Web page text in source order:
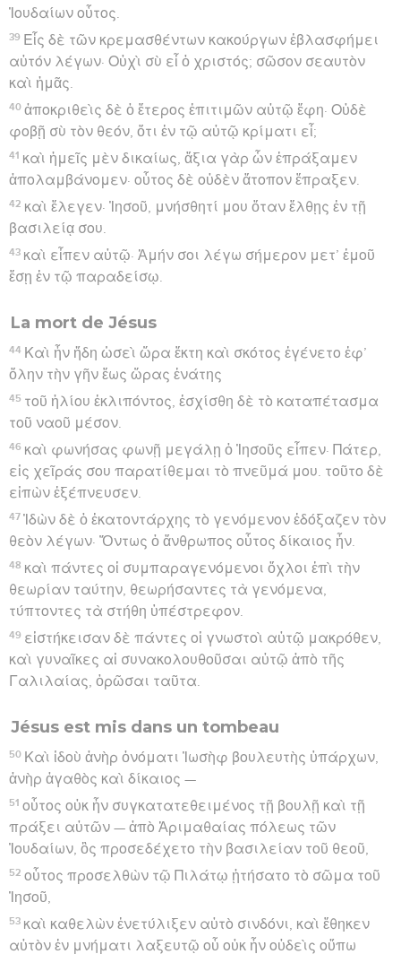
Ἰουδαίων οὗτος.
39 Εἷς δὲ τῶν κρεμασθέντων κακούργων ἐβλασφήμει
αὐτόν λέγων· Οὐχὶ σὺ εἶ ὁ χριστός; σῶσον σεαυτὸν
καὶ ἡμᾶς.
40 ἀποκριθεὶς δὲ ὁ ἕτερος ἐπιτιμῶν αὐτῷ ἔφη· Οὐδὲ
φοβῇ σὺ τὸν θεόν, ὅτι ἐν τῷ αὐτῷ κρίματι εἶ;
41 καὶ ἡμεῖς μὲν δικαίως, ἄξια γὰρ ὧν ἐπράξαμεν
ἀπολαμβάνομεν· οὗτος δὲ οὐδὲν ἄτοπον ἔπραξεν.
42 καὶ ἔλεγεν· Ἰησοῦ, μνήσθητί μου ὅταν ἔλθῃς ἐν τῇ
βασιλείᾳ σου.
43 καὶ εἶπεν αὐτῷ· Ἀμήν σοι λέγω σήμερον μετ’ ἐμοῦ
ἔσῃ ἐν τῷ παραδείσῳ.
La mort de Jésus
44 Καὶ ἦν ἤδη ὡσεὶ ὥρα ἕκτη καὶ σκότος ἐγένετο ἐφ’
ὅλην τὴν γῆν ἕως ὥρας ἐνάτης
45 τοῦ ἡλίου ἐκλιπόντος, ἐσχίσθη δὲ τὸ καταπέτασμα
τοῦ ναοῦ μέσον.
46 καὶ φωνήσας φωνῇ μεγάλῃ ὁ Ἰησοῦς εἶπεν· Πάτερ,
εἰς χεῖράς σου παρατίθεμαι τὸ πνεῦμά μου. τοῦτο δὲ
εἰπὼν ἐξέπνευσεν.
47 Ἰδὼν δὲ ὁ ἑκατοντάρχης τὸ γενόμενον ἐδόξαζεν τὸν
θεὸν λέγων· Ὄντως ὁ ἄνθρωπος οὗτος δίκαιος ἦν.
48 καὶ πάντες οἱ συμπαραγενόμενοι ὄχλοι ἐπὶ τὴν
θεωρίαν ταύτην, θεωρήσαντες τὰ γενόμενα,
τύπτοντες τὰ στήθη ὑπέστρεφον.
49 εἱστήκεισαν δὲ πάντες οἱ γνωστοὶ αὐτῷ μακρόθεν,
καὶ γυναῖκες αἱ συνακολουθοῦσαι αὐτῷ ἀπὸ τῆς
Γαλιλαίας, ὁρῶσαι ταῦτα.
Jésus est mis dans un tombeau
50 Καὶ ἰδοὺ ἀνὴρ ὀνόματι Ἰωσὴφ βουλευτὴς ὑπάρχων,
ἀνὴρ ἀγαθὸς καὶ δίκαιος —
51 οὗτος οὐκ ἦν συγκατατεθειμένος τῇ βουλῇ καὶ τῇ
πράξει αὐτῶν — ἀπὸ Ἁριμαθαίας πόλεως τῶν
Ἰουδαίων, ὃς προσεδέχετο τὴν βασιλείαν τοῦ θεοῦ,
52 οὗτος προσελθὼν τῷ Πιλάτῳ ᾐτήσατο τὸ σῶμα τοῦ
Ἰησοῦ,
53 καὶ καθελὼν ἐνετύλιξεν αὐτὸ σινδόνι, καὶ ἔθηκεν
αὐτὸν ἐν μνήματι λαξευτῷ οὗ οὐκ ἦν οὐδεὶς οὔπω